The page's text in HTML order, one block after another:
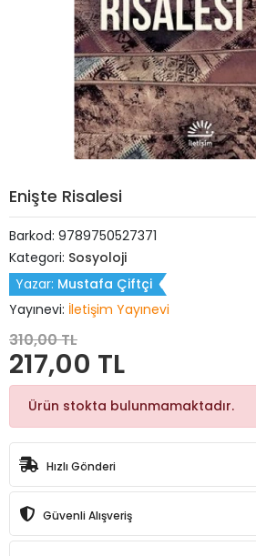
Enişte Risalesi
Barkod: 9789750527371
Kategori: Sosyoloji
Yazar: Mustafa Çiftçi
Yayınevi: İletişim Yayınevi
310,00 TL
217,00 TL
Ürün stokta bulunmamaktadır.
Hızlı Gönderi
Güvenli Alışveriş